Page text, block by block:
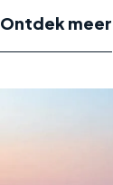
Ontdek meer